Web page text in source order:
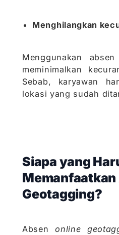
Menghilangkan
Menggunakan absen
meminimalkan
Sebab, karyawan
lokasi yang sudah
Siapa yang
Memanfaatkan
Geotagging?
Absen online